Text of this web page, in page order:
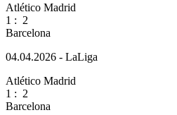
Atlético Madrid
1 : 2
Barcelona
04.04.2026 - LaLiga
Atlético Madrid
1 : 2
Barcelona